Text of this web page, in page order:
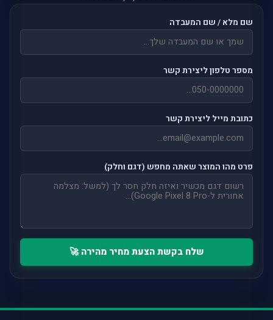
שם מלא / שם המעבדה
מספר טלפון ליצירת קשר
כתובת מייל ליצירת קשר
פרט מהו המוצר שאתה מחפש (דגם וחלק)
שלח בקשת הצעת מחיר מהירה 🚀